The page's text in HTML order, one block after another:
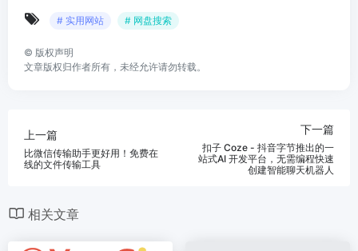
# 实用网站 # 网盘搜索
© 版权声明
文章版权归作者所有，未经允许请勿转载。
上一篇
比微信传输助手更好用！免费在
线的文件传输工具
下一篇
扣子 Coze - 抖音字节推出的一
站式AI 开发平台，无需编程快速
创建智能聊天机器人
相关文章